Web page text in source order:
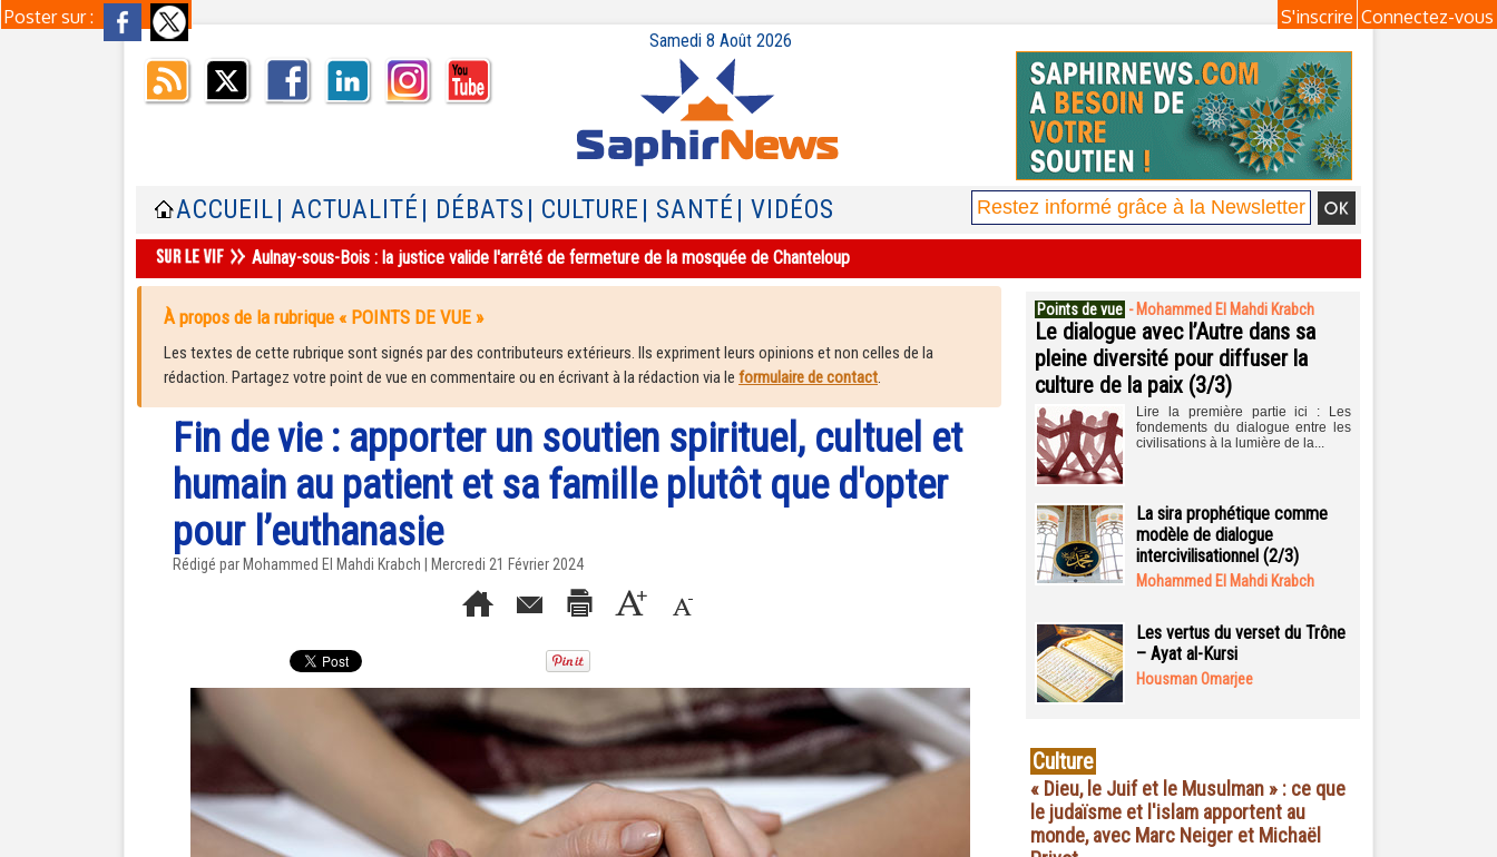
Poster sur : Connectez-vous
S'inscrire
Samedi 8 Août 2026
ACCUEIL | ACTUALITÉ | DÉBATS | CULTURE | SANTÉ | VIDÉOS
Aulnay-sous-Bois : la justice valide l'arrêté de fermeture de la mosquée de Chanteloup
À propos de la rubrique « POINTS DE VUE »
Les textes de cette rubrique sont signés par des contributeurs extérieurs. Ils expriment leurs opinions et non celles de la
rédaction. Partagez votre point de vue en commentaire ou en écrivant à la rédaction via le formulaire de contact.
Fin de vie : apporter un soutien spirituel, cultuel et
humain au patient et sa famille plutôt que d'opter
pour l’euthanasie
Rédigé par Mohammed El Mahdi Krabch | Mercredi 21 Février 2024
Points de vue - Mohammed El Mahdi Krabch
Le dialogue avec l’Autre dans sa
pleine diversité pour diffuser la
culture de la paix (3/3)
Lire la première partie ici : Les
fondements du dialogue entre les
civilisations à la lumière de la...
La sira prophétique comme
modèle de dialogue
intercivilisationnel (2/3)
Mohammed El Mahdi Krabch
Les vertus du verset du Trône
– Ayat al-Kursi
Housman Omarjee
Culture
« Dieu, le Juif et le Musulman » : ce que
le judaïsme et l'islam apportent au
monde, avec Marc Neiger et Michaël